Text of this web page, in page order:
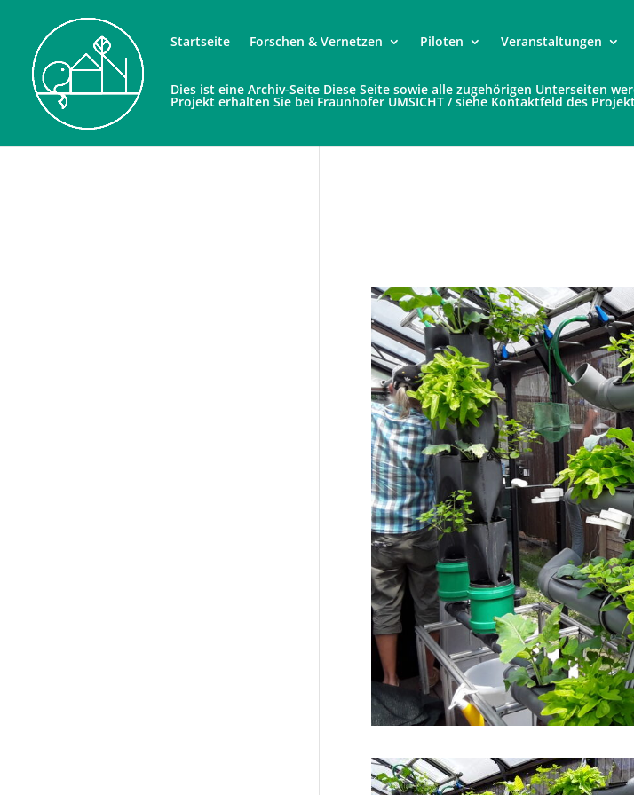
Startseite Forschen & Vernetzen Piloten Veranstaltungen
Dies ist eine Archiv-Seite Diese Seite sowie alle zugehörigen Unterseiten
Projekt erhalten Sie bei Fraunhofer UMSICHT / siehe Kontaktfeld des